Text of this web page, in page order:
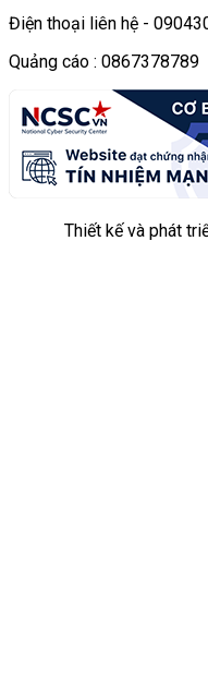
Điện thoại liên hệ -
Quảng cáo : 0867378789
Thiết kế và phát